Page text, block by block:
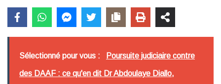
Sélectionné pour vous : Poursuite judiciaire contre
des DAAF : ce qu'en dit Dr Abdoulaye Diallo,